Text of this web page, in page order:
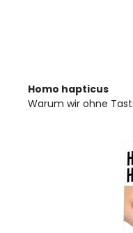
Homo hapticus
Warum wir ohne